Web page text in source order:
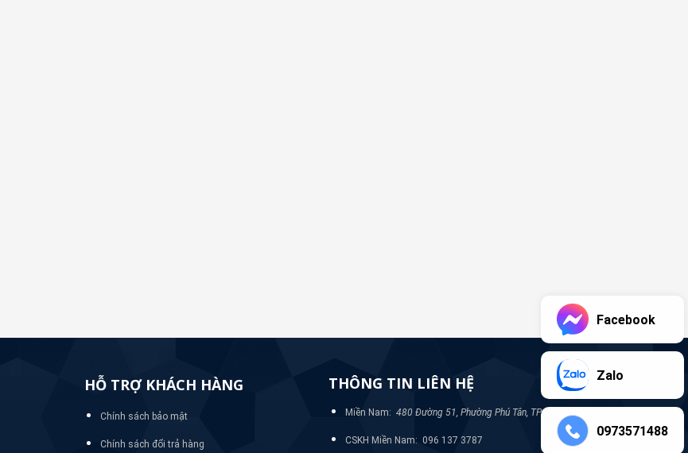
HỖ TRỢ KHÁCH HÀNG
Chính sách bảo mật
Chính sách đổi trả hàng
THÔNG TIN LIÊN HỆ
Miền Nam: 480 Đường 51, Phường Phú Tân, TP Bình Dương
CSKH Miền Nam: 096 137 3787
Facebook
Zalo
0973571488